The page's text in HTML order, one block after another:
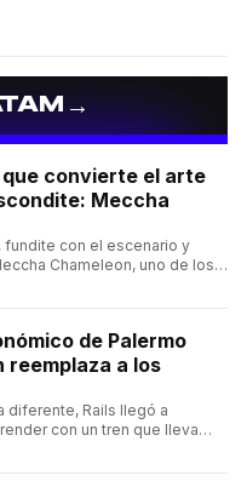
→
que convierte el arte
Meccha
fundite con el escenario y
Chameleon, uno de los
de Palermo
reemplaza a los
diferente, Rails llegó a
con un tren que lleva